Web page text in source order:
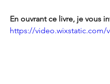
En ouvrant ce livre, je vous
https://video.wixstatic.com/